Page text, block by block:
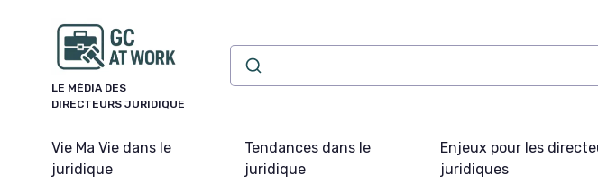
LE MÉDIA DES
DIRECTEURS JURIDIQUE
Vie Ma Vie dans le
juridique
Tendances dans le
juridique
Enjeux pour les
juridiques